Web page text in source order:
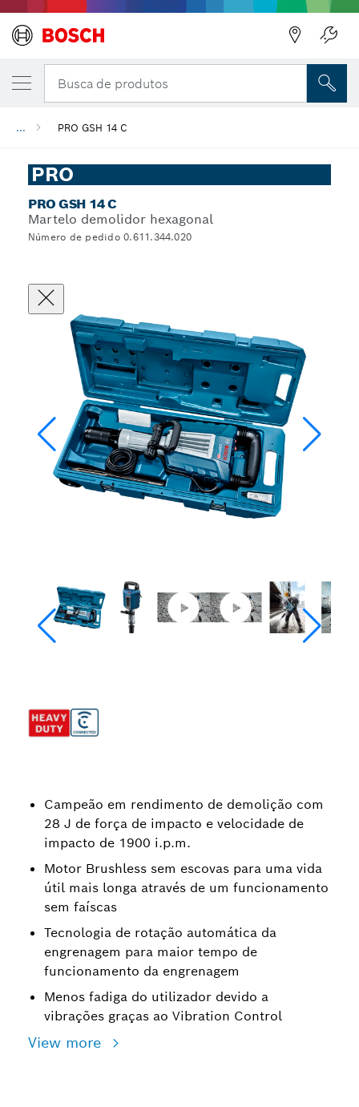
Busca de produtos
... PRO GSH 14 C
PRO
PRO GSH 14 C
Martelo demolidor hexagonal
Número de pedido 0.611.344.020
Campeão em rendimento de demolição com
28 J de força de impacto e velocidade de
impacto de 1900 i.p.m.
Motor Brushless sem escovas para uma vida
útil mais longa através de um funcionamento
sem faíscas
Tecnologia de rotação automática da
engrenagem para maior tempo de
funcionamento da engrenagem
Menos fadiga do utilizador devido a
vibrações graças ao Vibration Control
View more